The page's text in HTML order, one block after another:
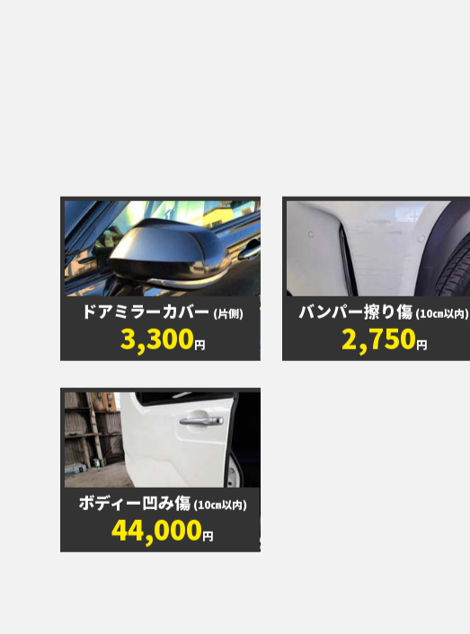
ドアミラーカバー (片側)
3,300円
バンパー擦り傷 (10㎝以内)
2,750円
ボディー凹み傷 (10㎝以内)
44,000円